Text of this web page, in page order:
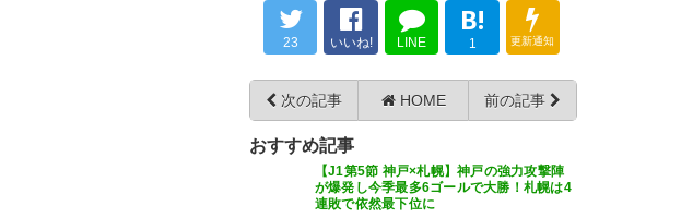
FKを誰が蹴るのかジャンケンを
し始めたのは面白かった( ˙꒳˙)
#vegalta
https://t.co/7IZvbU0e7T
23 いいね! LINE
B!
1 更新通知
次の記事 HOME 前の記事
おすすめ記事
【J1第5節 神戸×札幌】神戸の強力攻撃陣
が爆発し今季最多6ゴールで大勝！札幌は4
連敗で依然最下位に